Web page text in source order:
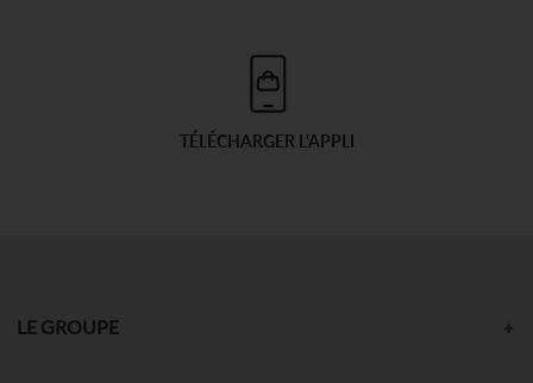
TÉLÉCHARGER L'APPLI
LE GROUPE